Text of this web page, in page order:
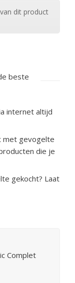
dit product
beste
internet altijd
met gevogelte
die je
gekocht? Laat
Complet